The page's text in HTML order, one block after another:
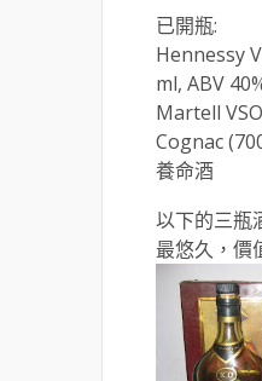
已開瓶:
Hennessy
ml, ABV
Martell
Cognac
養命酒
以下的三瓶
最悠久，價